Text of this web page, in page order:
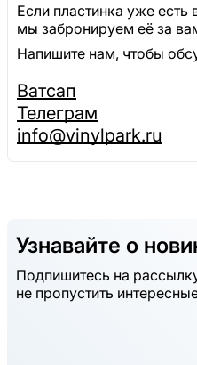
Если пластинка уже
мы забронируем её за
Напишите нам, чтобы
Ватсап
Телеграм
info@vinylpark.ru
Узнавайте о
Подпишитесь на
не пропустить